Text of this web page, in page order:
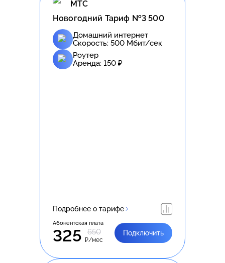
МТС
Новогодний Тариф №3 500
Домашний интернет
Скорость: 500 Мбит/сек
Роутер
Аренда: 150 ₽
Подробнее о тарифе
Абонентская плата
325 650
₽/мес
Подключить